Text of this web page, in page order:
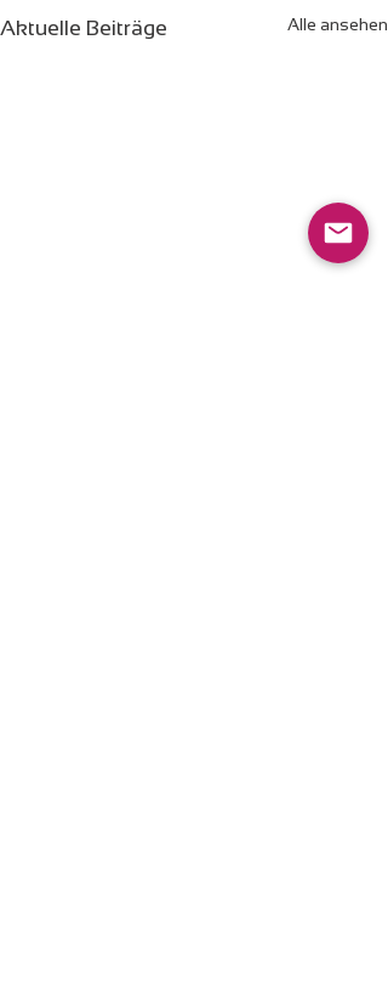
Aktuelle Beiträge Alle ansehen